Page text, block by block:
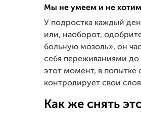
Мы не умеем и не хотим
У подростка каждый
или, наоборот,
больную мозоль», он
себя переживаниями
этот момент, в попытке
контролирует свои
Как же снять